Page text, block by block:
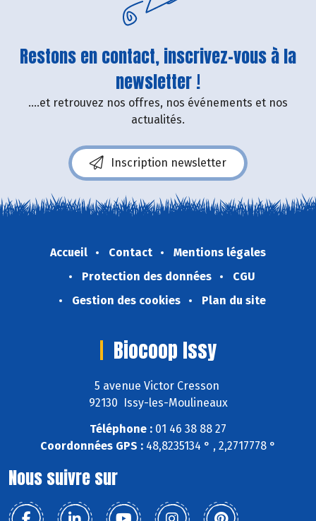
Restons en contact, inscrivez-vous à la
newsletter !
....et retrouvez nos offres, nos événements et nos
actualités.
Inscription newsletter
Accueil Contact
Mentions légales
Protection des données
CGU
Gestion des cookies
Plan du site
Biocoop Issy
5 avenue Victor Cresson
92130 Issy-les-Moulineaux
Téléphone : 01 46 38 88 27
Coordonnées GPS : 48,8235134 ° , 2,2717778 °
Nous suivre sur